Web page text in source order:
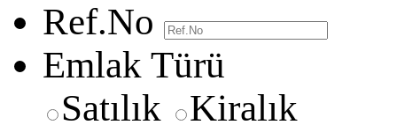
Ref.No
Emlak Türü
Satılık
Kiralık